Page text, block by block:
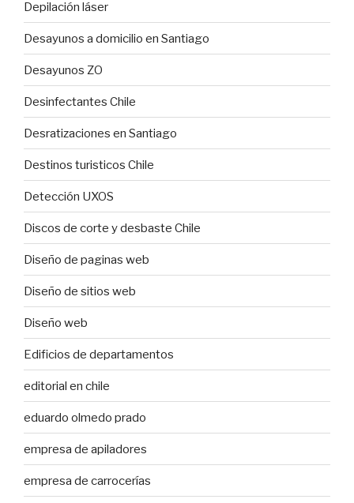
Depilación láser
Desayunos a domicilio en Santiago
Desayunos ZO
Desinfectantes Chile
Desratizaciones en Santiago
Destinos turisticos Chile
Detección UXOS
Discos de corte y desbaste Chile
Diseño de paginas web
Diseño de sitios web
Diseño web
Edificios de departamentos
editorial en chile
eduardo olmedo prado
empresa de apiladores
empresa de carrocerías